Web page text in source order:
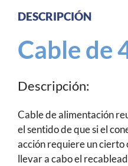
DESCRIPCIÓN
Cable de
Descripción:
Cable de alimentación
el sentido de que si el
acción requiere un cierto
llevar a cabo el